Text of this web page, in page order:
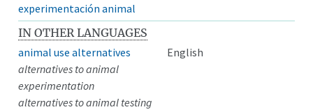
experimentación animal
IN OTHER LANGUAGES
animal use alternatives
English
alternatives to animal
experimentation
alternatives to animal testing